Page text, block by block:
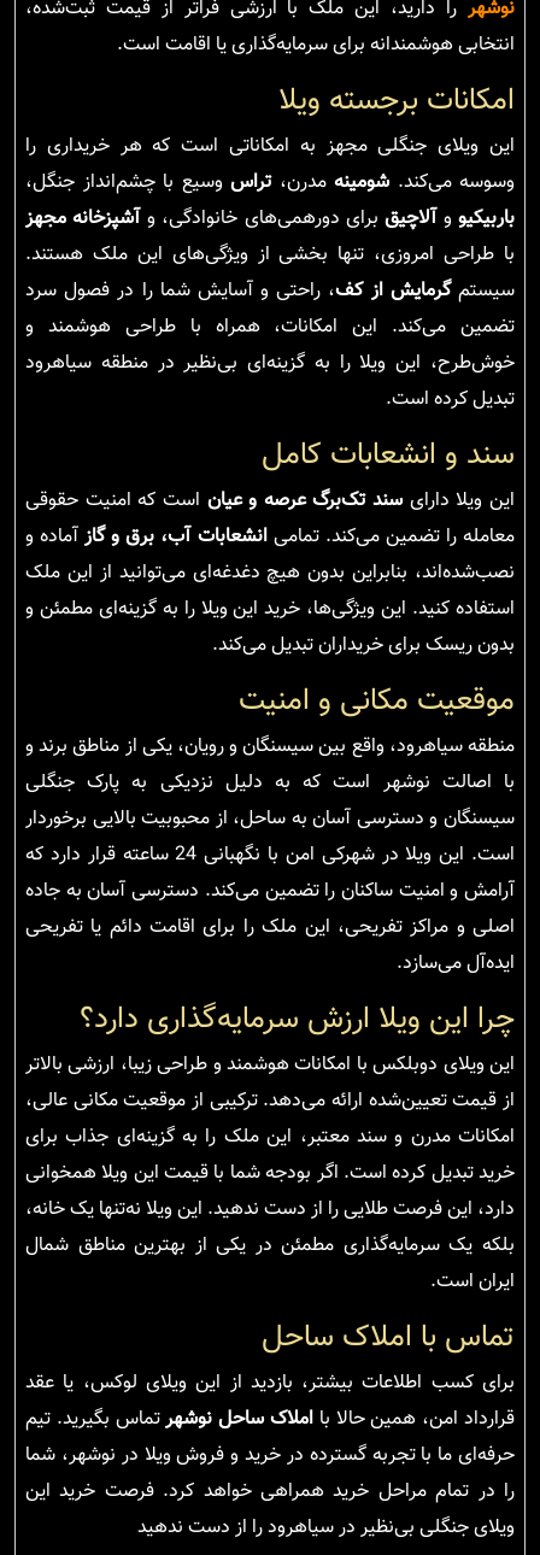
نوشهر را دارید، این ملک با ارزشی فراتر از قیمت ثبت‌شده،
انتخابی هوشمندانه برای سرمایه‌گذاری یا اقامت است.
امکانات برجسته ویلا
این ویلای جنگلی مجهز به امکاناتی است که هر خریداری را
وسوسه می‌کند. شومینه مدرن،تراس وسیع با چشم‌انداز جنگل،
باربیکیو وآلاچیقبرای دورهمی‌های خانوادگی، وآشپزخانه مجهز
با طراحی امروزی، تنها بخشی از ویژگی‌های این ملک هستند.
سیستمگرمایش از کف، راحتی و آسایش شما را در فصول سرد
تضمین می‌کند. این امکانات، همراه با طراحی هوشمند و
خوش‌طرح، این ویلا را به گزینه‌ای بی‌نظیر در منطقه سیاهرود
تبدیل کرده است.
سند و انشعابات کامل
این ویلا دارایسند تک‌برگ عرصه و عیان است که امنیت حقوقی
معامله را تضمین می‌کند. تمامیانشعابات آب، برق و گازآماده و
نصب‌شده‌اند، بنابراین بدون هیچ دغدغه‌ای می‌توانید از این ملک
استفاده کنید. این ویژگی‌ها، خرید این ویلا را به گزینه‌ای مطمئن و
بدون ریسک برای خریداران تبدیل می‌کند.
موقعیت مکانی و امنیت
منطقه سیاهرود، واقع بین سیسنگان و رویان، یکی از مناطق برند و
با اصالت نوشهر است که به دلیل نزدیکی به پارک جنگلی
سیسنگان و دسترسی آسان به ساحل، از محبوبیت بالایی برخوردار
است. این ویلا در شهرکی امن با نگهبانی 24 ساعته قرار دارد که
آرامش و امنیت ساکنان را تضمین می‌کند. دسترسی آسان به جاده
اصلی و مراکز تفریحی، این ملک را برای اقامت دائم یا تفریحی
ایده‌آل می‌سازد.
چرا این ویلا ارزش سرمایه‌گذاری دارد؟
این ویلای دوبلکس با امکانات هوشمند و طراحی زیبا، ارزشی بالاتر
از قیمت تعیین‌شده ارائه می‌دهد. ترکیبی از موقعیت مکانی عالی،
امکانات مدرن و سند معتبر، این ملک را به گزینه‌ای جذاب برای
خرید تبدیل کرده است. اگر بودجه شما با قیمت این ویلا همخوانی
دارد، این فرصت طلایی را از دست ندهید. این ویلا نه‌تنها یک خانه،
بلکه یک سرمایه‌گذاری مطمئن در یکی از بهترین مناطق شمال
ایران است.
تماس با املاک ساحل
برای کسب اطلاعات بیشتر، بازدید از این ویلای لوکس، یا عقد
قرارداد امن، همین حالا با املاک ساحل نوشهرتماس بگیرید. تیم
حرفه‌ای ما با تجربه گسترده در خرید و فروش ویلا در نوشهر، شما
را در تمام مراحل خرید همراهی خواهد کرد. فرصت خرید این
ویلای جنگلی بی‌نظیر در سیاهرود را از دست ندهید